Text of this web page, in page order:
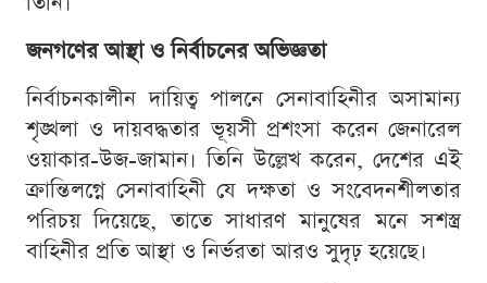
জনগণের আস্থা ও নির্বাচনের অভিজ্ঞতা
নির্বাচনকালীন দায়িত্ব পালনে সেনাবাহিনীর অসামান্য
শৃঙ্খলা ও দায়বদ্ধতার ভূয়সী প্রশংসা করেন জেনারেল
ওয়াকার-উজ-জামান। তিনি উল্লেখ করেন, দেশের এই
ক্রান্তিলগ্নে সেনাবাহিনী যে দক্ষতা ও সংবেদনশীলতার
পরিচয় দিয়েছে, তাতে সাধারণ মানুষের মনে সশস্ত্র
বাহিনীর প্রতি আস্থা ও নির্ভরতা আরও সুদৃঢ় হয়েছে।